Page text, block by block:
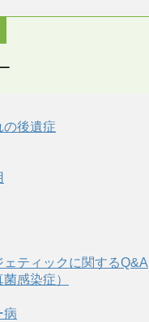
の後遺症
ェティックに関するQ&A
感染症）
病